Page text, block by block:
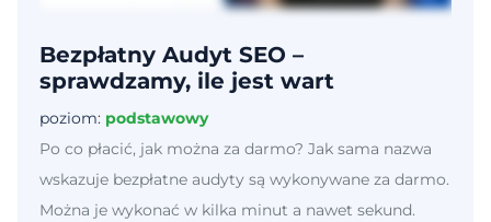
Bezpłatny Audyt SEO –
sprawdzamy, ile jest wart
poziom: podstawowy
Po co płacić, jak można za darmo? Jak sama nazwa
wskazuje bezpłatne audyty są wykonywane za darmo.
Można je wykonać w kilka minut a nawet sekund.